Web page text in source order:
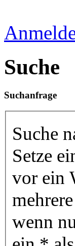
Suche
Suchanfrage
Suche
Setze
vor ein
wenn